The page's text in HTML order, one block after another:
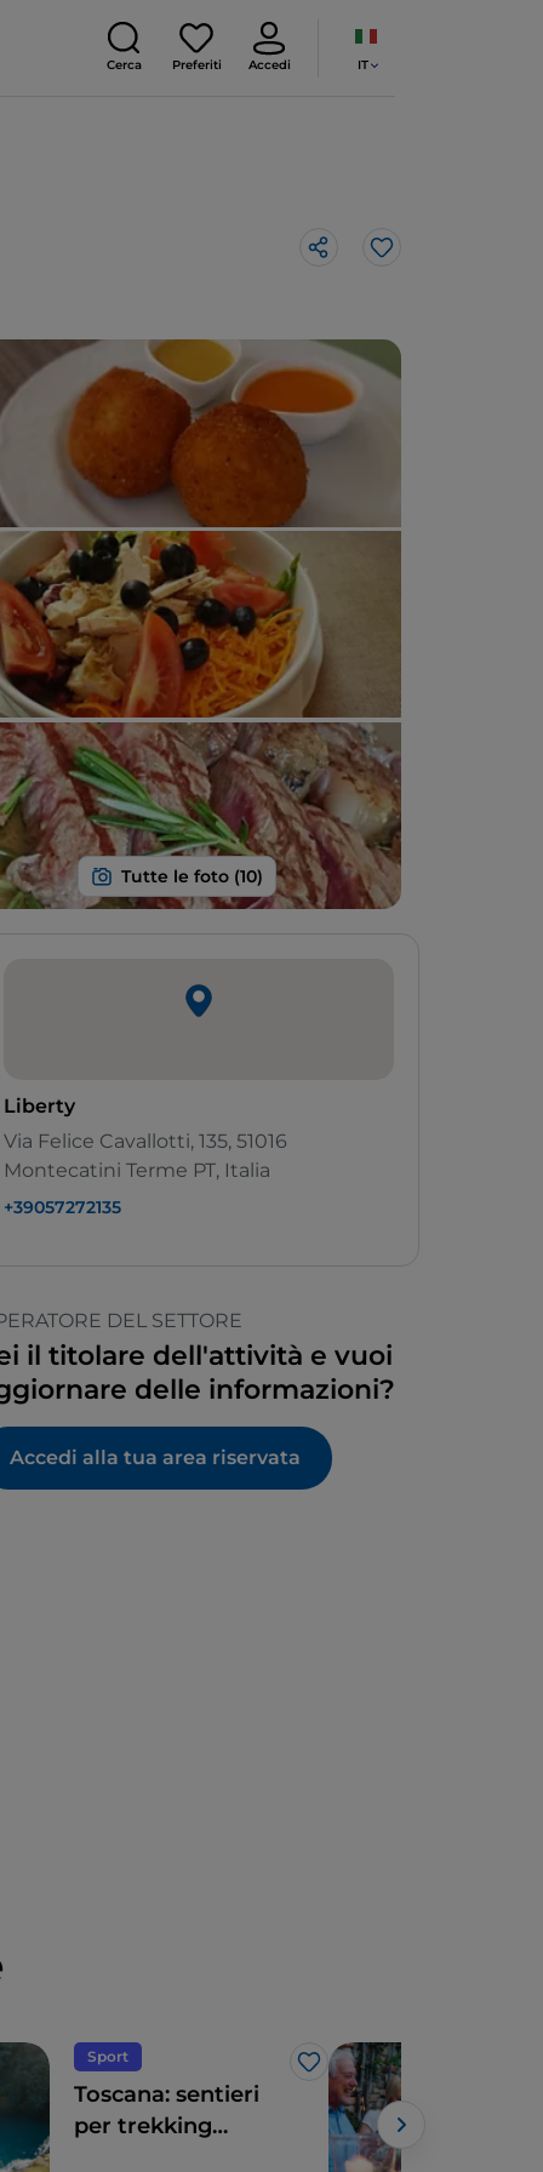
Cerca Preferiti Accedi IT
Like
Liberty
Via Felice Cavallotti, 135, 51016
Montecatini Terme PT, Italia
+39057272135
DEL SETTORE
il titolare dell'attività e vuoi
delle informazioni?
Accedi alla tua area riservata
Sport
Like
Toscana: sentieri
per trekking